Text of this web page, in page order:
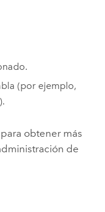
(por ejemplo,
obtener más
de